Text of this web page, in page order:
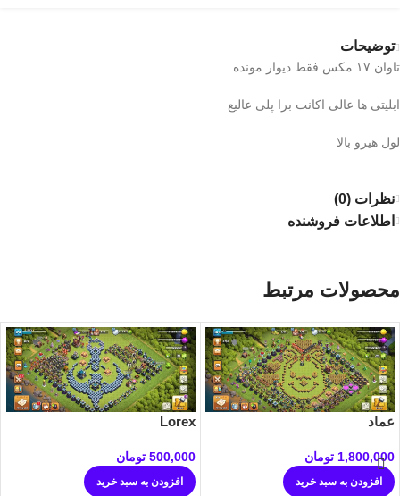
توضیحات
تاوان ۱۷ مکس فقط دیوار مونده
ابلیتی ها عالی اکانت برا پلی عالیع
لول هیرو بالا
نظرات (0)
اطلاعات فروشنده
محصولات مرتبط
عماد
1,800,000 تومان
افزودن به سبد خرید
Lorex
500,000 تومان
افزودن به سبد خرید